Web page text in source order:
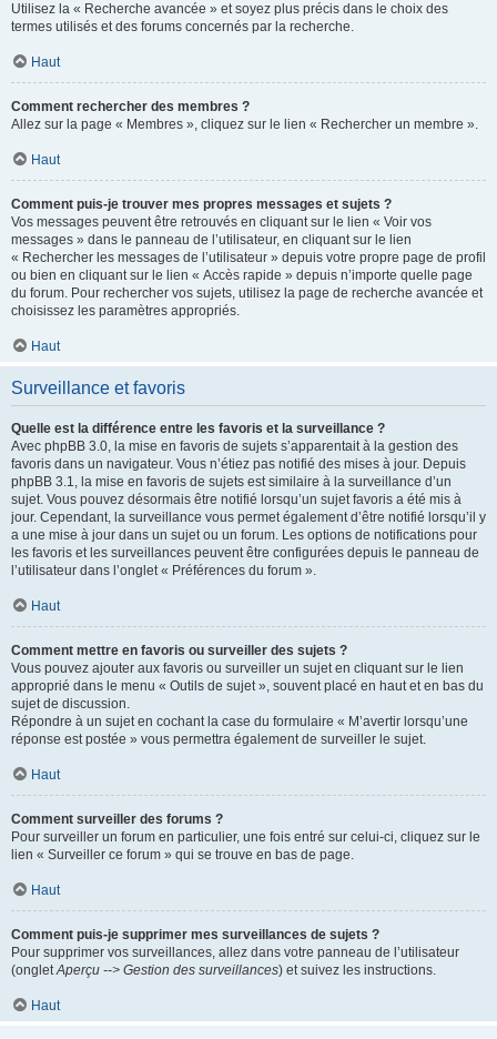
Utilisez la « Recherche avancée » et soyez plus précis dans le choix des
termes utilisés et des forums concernés par la recherche.
Haut
Comment rechercher des membres ?
Allez sur la page « Membres », cliquez sur le lien « Rechercher un membre ».
Haut
Comment puis-je trouver mes propres messages et sujets ?
Vos messages peuvent être retrouvés en cliquant sur le lien « Voir vos
messages » dans le panneau de l’utilisateur, en cliquant sur le lien
« Rechercher les messages de l’utilisateur » depuis votre propre page de profil
ou bien en cliquant sur le lien « Accès rapide » depuis n’importe quelle page
du forum. Pour rechercher vos sujets, utilisez la page de recherche avancée et
choisissez les paramètres appropriés.
Haut
Surveillance et favoris
Quelle est la différence entre les favoris et la surveillance ?
Avec phpBB 3.0, la mise en favoris de sujets s’apparentait à la gestion des
favoris dans un navigateur. Vous n’étiez pas notifié des mises à jour. Depuis
phpBB 3.1, la mise en favoris de sujets est similaire à la surveillance d’un
sujet. Vous pouvez désormais être notifié lorsqu’un sujet favoris a été mis à
jour. Cependant, la surveillance vous permet également d’être notifié lorsqu’il y
a une mise à jour dans un sujet ou un forum. Les options de notifications pour
les favoris et les surveillances peuvent être configurées depuis le panneau de
l’utilisateur dans l’onglet « Préférences du forum ».
Haut
Comment mettre en favoris ou surveiller des sujets ?
Vous pouvez ajouter aux favoris ou surveiller un sujet en cliquant sur le lien
approprié dans le menu « Outils de sujet », souvent placé en haut et en bas du
sujet de discussion.
Répondre à un sujet en cochant la case du formulaire « M’avertir lorsqu’une
réponse est postée » vous permettra également de surveiller le sujet.
Haut
Comment surveiller des forums ?
Pour surveiller un forum en particulier, une fois entré sur celui-ci, cliquez sur le
lien « Surveiller ce forum » qui se trouve en bas de page.
Haut
Comment puis-je supprimer mes surveillances de sujets ?
Pour supprimer vos surveillances, allez dans votre panneau de l’utilisateur
(ongletAperçu --> Gestion des surveillances) et suivez les instructions.
Haut